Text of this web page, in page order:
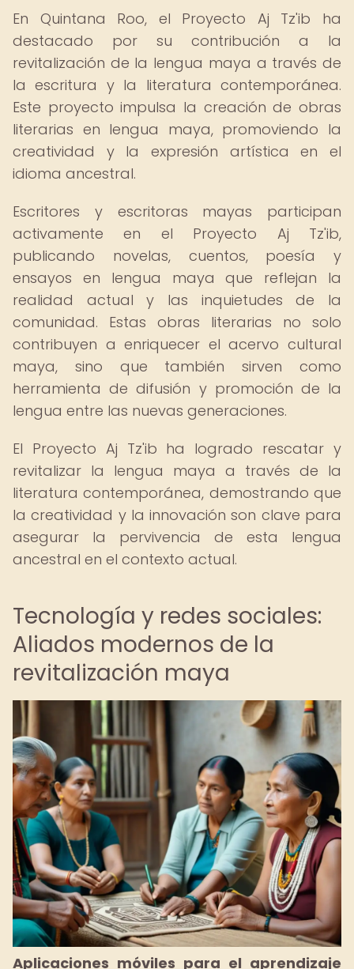
En Quintana Roo, el Proyecto Aj Tz'ib ha
destacado por su contribución a la
revitalización de la lengua maya a través de
la escritura y la literatura contemporánea.
Este proyecto impulsa la creación de obras
literarias en lengua maya, promoviendo la
creatividad y la expresión artística en el
idioma ancestral.
Escritores y escritoras mayas participan
activamente en el Proyecto Aj Tz'ib,
publicando novelas, cuentos, poesía y
ensayos en lengua maya que reflejan la
realidad actual y las inquietudes de la
comunidad. Estas obras literarias no solo
contribuyen a enriquecer el acervo cultural
maya, sino que también sirven como
herramienta de difusión y promoción de la
lengua entre las nuevas generaciones.
El Proyecto Aj Tz'ib ha logrado rescatar y
revitalizar la lengua maya a través de la
literatura contemporánea, demostrando que
la creatividad y la innovación son clave para
asegurar la pervivencia de esta lengua
ancestral en el contexto actual.
Tecnología y redes sociales:
Aliados modernos de la
revitalización maya
Aplicaciones móviles para el aprendizaje